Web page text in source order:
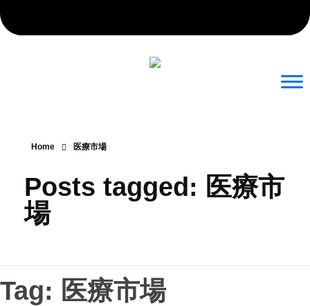
Home 医療市場
Posts tagged: 医療市
場
Tag: 医療市場